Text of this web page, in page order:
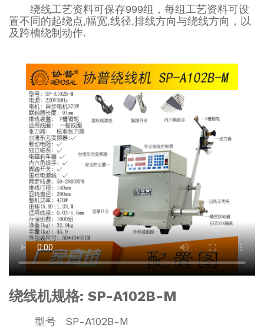
绕线工艺资料可保存999组，每组工艺资料可设
置不同的起绕点,幅宽,线径,排线方向与绕线方向，以
及跨槽绕制动作.
绕线机规格: SP-A102B-M
型号 SP-A102B-M